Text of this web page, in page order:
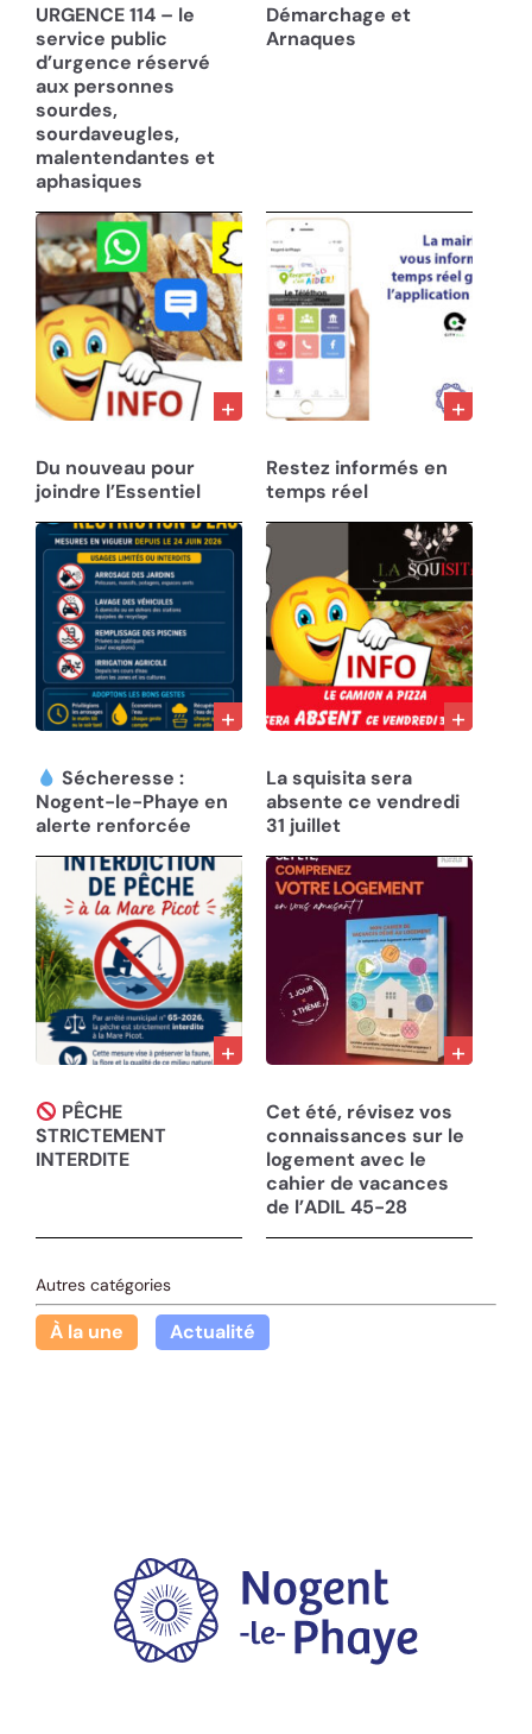
URGENCE 114 – le
service public
d’urgence réservé
aux personnes
sourdes,
sourdaveugles,
malentendantes et
aphasiques
Démarchage et
Arnaques
Du nouveau pour
joindre l’Essentiel
Restez informés en
temps réel
Sécheresse :
Nogent-le-Phaye en
alerte renforcée
La squisita sera
absente ce vendredi
31 juillet
PÊCHE
STRICTEMENT
INTERDITE
Cet été, révisez vos
connaissances sur le
logement avec le
cahier de vacances
de l’ADIL 45-28
Autres catégories
À la une Actualité